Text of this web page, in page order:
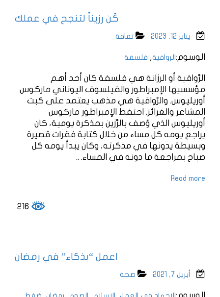
كُن رزيناً لتنجح في عملك
يناير 12, 2023 ثقافة
الوسوم: الرواقية, فلسفة
الرَّواقية أو الرزانة هي فلسفة كان أحد أهم
مؤسسيها الإمبراطور والفيلسوف اليوناني ماركوس
أوريليوس. والرّواقية هي مذهب يعتمد على كبت
المشاعر والغرائز. احتفظ الإمبراطور ماركوس
أوريليوس الذي وُصف بالرَّزين بمذكرة يومية، كان
يراجع يومه كل مساء من خلال كتابة فقرات قصيرة
وبسيطة يدونها في مذكرته، وكان يبدأ يومه كل
صباح بمراجعة ما دونه في المساء. ..
Read more
اعمل “بذكاء” في رمضان
أبريل 7, 2021 صحة